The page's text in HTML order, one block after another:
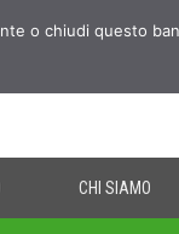
CHI SIAMO
o chiudi questo